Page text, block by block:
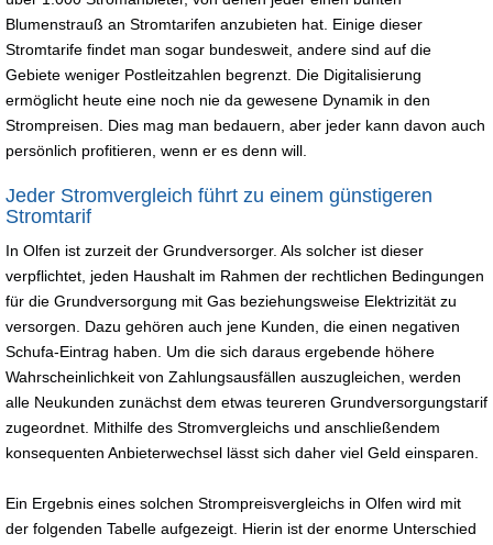
Blumenstrauß an Stromtarifen anzubieten hat. Einige dieser
Stromtarife findet man sogar bundesweit, andere sind auf die
Gebiete weniger Postleitzahlen begrenzt. Die Digitalisierung
ermöglicht heute eine noch nie da gewesene Dynamik in den
Strompreisen. Dies mag man bedauern, aber jeder kann davon auch
persönlich profitieren, wenn er es denn will.
Jeder Stromvergleich führt zu einem günstigeren
Stromtarif
In Olfen ist zurzeit der Grundversorger. Als solcher ist dieser
verpflichtet, jeden Haushalt im Rahmen der rechtlichen Bedingungen
für die Grundversorgung mit Gas beziehungsweise Elektrizität zu
versorgen. Dazu gehören auch jene Kunden, die einen negativen
Schufa-Eintrag haben. Um die sich daraus ergebende höhere
Wahrscheinlichkeit von Zahlungsausfällen auszugleichen, werden
alle Neukunden zunächst dem etwas teureren Grundversorgungstarif
zugeordnet. Mithilfe des Stromvergleichs und anschließendem
konsequenten Anbieterwechsel lässt sich daher viel Geld einsparen.
Ein Ergebnis eines solchen Strompreisvergleichs in Olfen wird mit
der folgenden Tabelle aufgezeigt. Hierin ist der enorme Unterschied